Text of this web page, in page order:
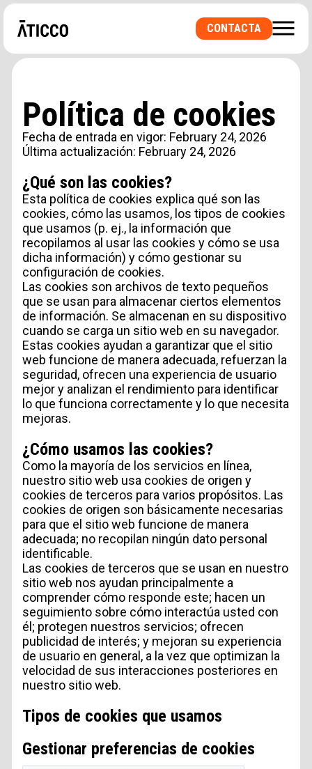
CONTACTA
Política de cookies
Fecha de entrada en vigor: February 24, 2026
Última actualización: February 24, 2026
¿Qué son las cookies?
Esta política de cookies explica qué son las
cookies, cómo las usamos, los tipos de cookies
que usamos (p. ej., la información que
recopilamos al usar las cookies y cómo se usa
dicha información) y cómo gestionar su
configuración de cookies.
Las cookies son archivos de texto pequeños
que se usan para almacenar ciertos elementos
de información. Se almacenan en su dispositivo
cuando se carga un sitio web en su navegador.
Estas cookies ayudan a garantizar que el sitio
web funcione de manera adecuada, refuerzan la
seguridad, ofrecen una experiencia de usuario
mejor y analizan el rendimiento para identificar
lo que funciona correctamente y lo que necesita
mejoras.
¿Cómo usamos las cookies?
Como la mayoría de los servicios en línea,
nuestro sitio web usa cookies de origen y
cookies de terceros para varios propósitos. Las
cookies de origen son básicamente necesarias
para que el sitio web funcione de manera
adecuada; no recopilan ningún dato personal
identificable.
Las cookies de terceros que se usan en nuestro
sitio web nos ayudan principalmente a
comprender cómo responde este; hacen un
seguimiento sobre cómo interactúa usted con
él; protegen nuestros servicios; ofrecen
publicidad de interés; y mejoran su experiencia
de usuario en general, a la vez que optimizan la
velocidad de sus interacciones posteriores en
nuestro sitio web.
Tipos de cookies que usamos
Gestionar preferencias de cookies
EVENTOS?